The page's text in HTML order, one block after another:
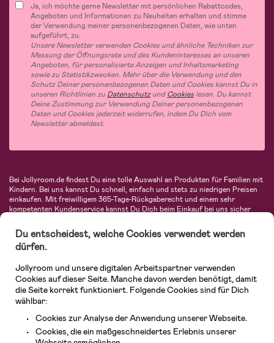
Ja, ich möchte gerne Newsletter mit persönlichen Rabattcodes,
Angeboten und Informationen zu Neuheiten erhalten und stimme
der Verwendung meiner personenbezogenen Daten, wie unten
aufgeführt, zu.
Unsere Newsletter verwenden Cookies und ähnliche Techniken zur
Messung der Öffnungsrate und des Kundeninteresses an unseren
Angeboten, für personalisierte Anzeigen und Inhaltsmarketing
sowie zu Statistikzwecken. Mehr über die Verwendung und den
Schutz Deiner personenbezogenen Daten und Cookies kannst Du in
unseren Richtlinien zu DatenschutzundCookies lesen. Du kannst
Deine Zustimmung zur Verwendung Deiner personenbezogenen
Daten und Cookies jederzeit widerrufen, indem Du Dich vom
Newsletter abmeldest.
Bei Jollyroom.de findest Du eine tolle Auswahl an Produkten für Familien mit
Kindern. Bei uns kannst Du schnell, einfach und stets zu niedrigen Preisen
einkaufen. Mit freiwilligem 365-Tage-Rückgaberecht und einem sehr
kompetenten Kundenservice kannst Du Dich beim Einkauf bei uns sicher
Autositze, Kinder- und Babymode, Produkte für Mütter und eine Menge
fantastischer Einrichtungsgegenstände, Spielsachen, Babyprodukte und
vieles mehr. Wir haben Produkte von bekannten Herstellern wie Britax, Maxi-
Avent, Jack Wolfskin, Cybex, LEGO und vielen mehr. Schau Dich um in
unserer vielfältigen Online-Boutique für Kinder & Babys. Willkommen!
Du entscheidest, welche Cookies verwendet werden
dürfen.
Jollyroom und unsere digitalen Arbeitspartner verwenden
Cookies auf dieser Seite. Manche davon werden benötigt, damit
die Seite korrekt funktioniert. Folgende Cookies sind für Dich
wählbar:
Cookies zur Analyse der Anwendung unserer Webseite.
Cookies, die ein maßgeschneidertes Erlebnis unserer